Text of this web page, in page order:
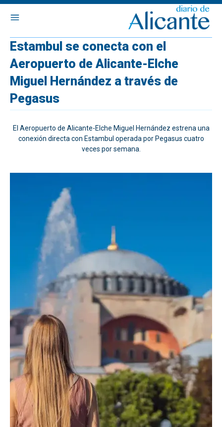
Estambul se conecta con el
Aeropuerto de Alicante-Elche
Miguel Hernández a través de
Pegasus
El Aeropuerto de Alicante-Elche Miguel Hernández estrena una
conexión directa con Estambul operada por Pegasus cuatro
veces por semana.